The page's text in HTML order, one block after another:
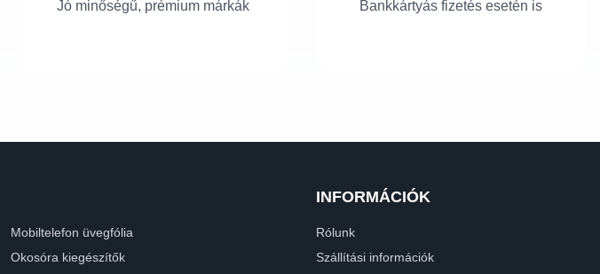
Jó minőségű, prémium márkák Bankkártyás fizetés esetén is
Mobiltelefon üvegfólia
Okosóra kiegészítők
INFORMÁCIÓK
Rólunk
Szállítási információk